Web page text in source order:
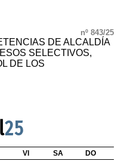
nº 843/25
DE ALCALDÍA
SELECTIVOS,
DE LOS
25
VI SA DO